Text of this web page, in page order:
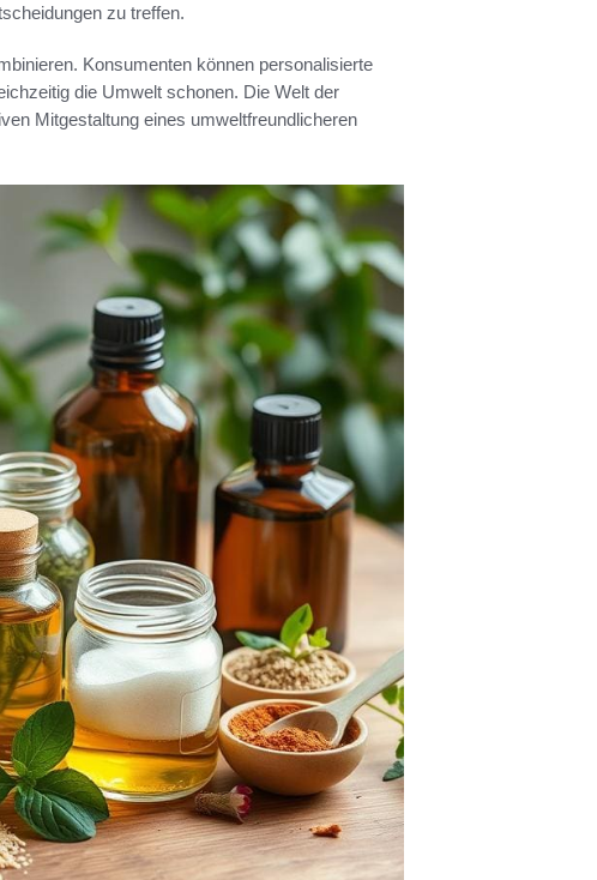
zu treffen.
Konsumenten können personalisierte
die Umwelt schonen. Die Welt der
Mitgestaltung eines umweltfreundlicheren